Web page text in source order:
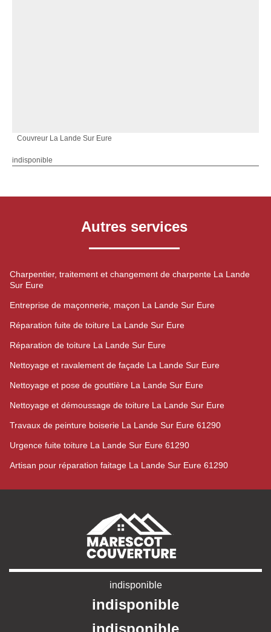
Couvreur La Lande Sur Eure
indisponible
Autres services
Charpentier, traitement et changement de charpente La Lande
Sur Eure
Entreprise de maçonnerie, maçon La Lande Sur Eure
Réparation fuite de toiture La Lande Sur Eure
Réparation de toiture La Lande Sur Eure
Nettoyage et ravalement de façade La Lande Sur Eure
Nettoyage et pose de gouttière La Lande Sur Eure
Nettoyage et démoussage de toiture La Lande Sur Eure
Travaux de peinture boiserie La Lande Sur Eure 61290
Urgence fuite toiture La Lande Sur Eure 61290
Artisan pour réparation faitage La Lande Sur Eure 61290
indisponible
indisponible